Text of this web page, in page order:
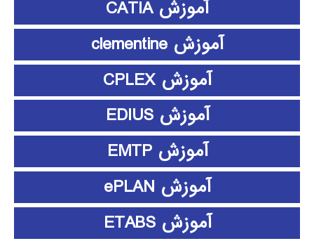
آموزش CATIA
آموزش clementine
آموزش CPLEX
آموزش EDIUS
آموزش EMTP
آموزش ePLAN
آموزش ETABS